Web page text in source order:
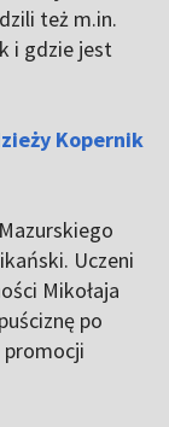
też m.in.
i gdzie jest
Kopernik
Uczeni
Mikołaja
po
promocji